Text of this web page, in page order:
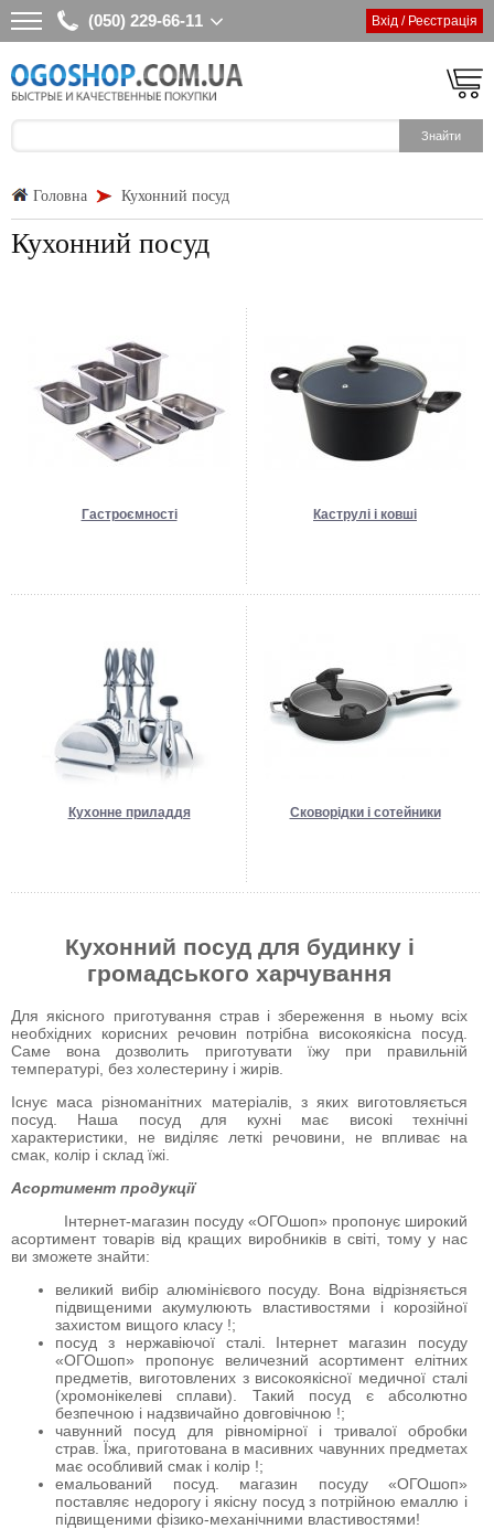
(050) 229-66-11 Вхід / Реєстрація
Головна Кухонний посуд
Кухонний посуд
Гастроємності Каструлі і ковші
Кухонне приладдя Сковорідки і сотейники
Кухонний посуд для будинку і
громадського харчування
Для якісного приготування страв і збереження в ньому всіх
необхідних корисних речовин потрібна високоякісна посуд.
Саме вона дозволить приготувати їжу при правильній
температурі, без холестерину і жирів.
Існує маса різноманітних матеріалів, з яких виготовляється
посуд. Наша посуд для кухні має високі технічні
характеристики, не виділяє леткі речовини, не впливає на
смак, колір і склад їжі.
Асортимент продукції
Інтернет-магазин посуду «ОГОшоп» пропонує широкий
асортимент товарів від кращих виробників в світі, тому у нас
ви зможете знайти:
великий вибір алюмінієвого посуду. Вона відрізняється
підвищеними акумулюють властивостями і корозійної
захистом вищого класу !;
посуд з нержавіючої сталі. Інтернет магазин посуду
«ОГОшоп» пропонує величезний асортимент елітних
предметів, виготовлених з високоякісної медичної сталі
(хромонікелеві сплави). Такий посуд є абсолютно
безпечною і надзвичайно довговічною !;
чавунний посуд для рівномірної і тривалої обробки
страв. Їжа, приготована в масивних чавунних предметах
має особливий смак і колір !;
емальований посуд. магазин посуду «ОГОшоп»
поставляє недорогу і якісну посуд з потрійною емаллю і
підвищеними фізико-механічними властивостями!